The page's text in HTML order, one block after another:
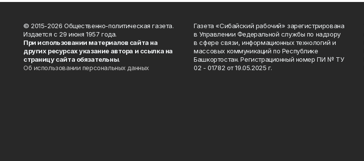
© 2015-2026 Общественно-политическая газета.
Издается с 29 июня 1957 года.
При использовании материалов сайта на
других ресурсах указание автора и ссылка на
страницу сайта обязательны.
Об использовании персональных данных
Газета «Сибайский рабочий» зарегистрирована
в Управлении Федеральной службы по надзору
в сфере связи, информационных технологий и
массовых коммуникаций по Республике
Башкортостан. Регистрационный номер ПИ № ТУ
02 - 01782 от 19.05.2025 г.